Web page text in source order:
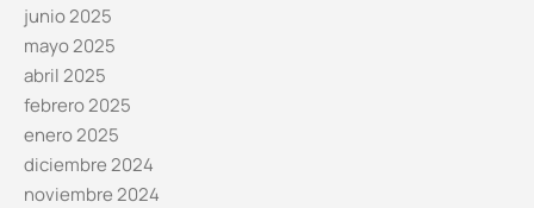
junio 2025
mayo 2025
abril 2025
febrero 2025
enero 2025
diciembre 2024
noviembre 2024